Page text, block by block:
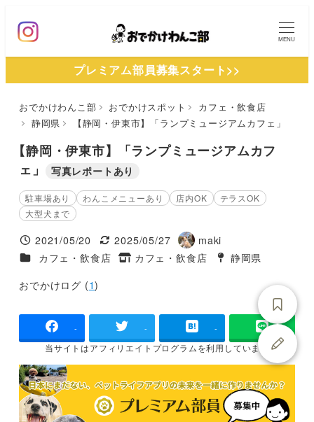
ン
MENU
プレミアム部員募集スタート>>
おでかけわんこ部 おでかけスポット
カフェ・飲食店
静岡県
【静岡・伊東市】「ランプミュージアムカフェ」
【静岡・伊東市】「ランプミュージアムカフ
ェ」
写真レポートあり
駐車場あり わんこメニューあり 店内OK
テラスOK
大型犬まで
投稿日
2021/05/20
更新日
2025/05/27
著
者
maki
施設ジャンル
カフェ・飲食店
タグ
カフェ・飲食店
タグ
静岡県
おでかけログ (1)
- - -
当サイトはアフィリエイトプログラムを利用しています